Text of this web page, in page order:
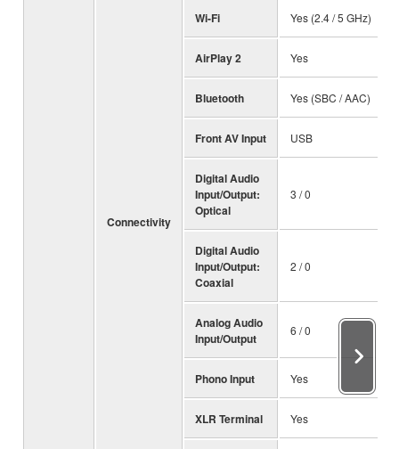
Connectivity
Wi-Fi Yes (2.4 / 5 GHz)
AirPlay 2 Yes
Bluetooth Yes (SBC / AAC)
Front AV Input USB
Digital Audio
Input/Output:
Optical
3 / 0
Digital Audio
Input/Output:
Coaxial
2 / 0
Analog Audio
Input/Output
6 / 0
Phono Input Yes
XLR Terminal Yes